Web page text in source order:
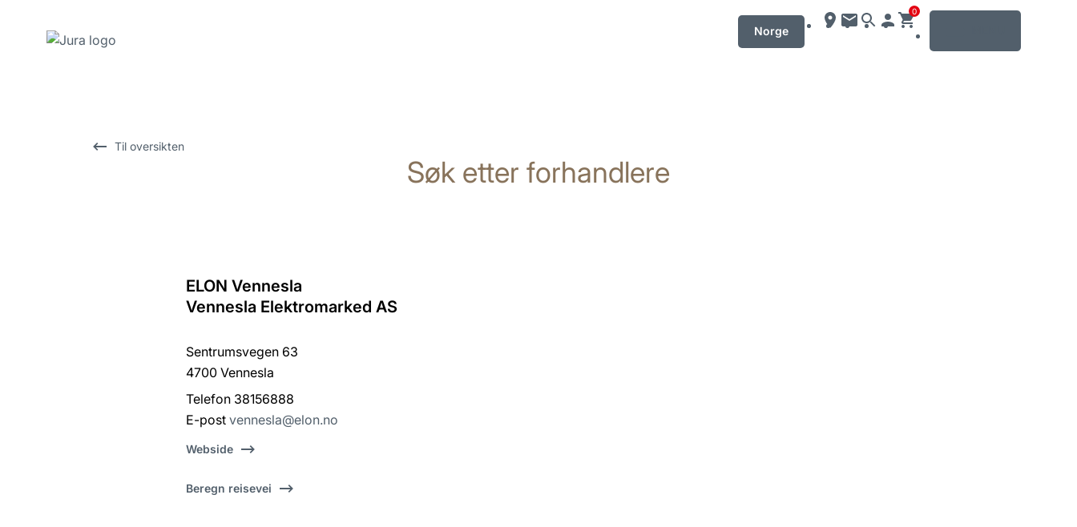
Norge
0
Til oversikten
Søk etter forhandlere
Tilbake
ELON Vennesla
Vennesla Elektromarked AS
Sentrumsvegen 63
4700 Vennesla
Telefon 38156888
E-postvennesla@elon.no
Webside
Beregn reisevei